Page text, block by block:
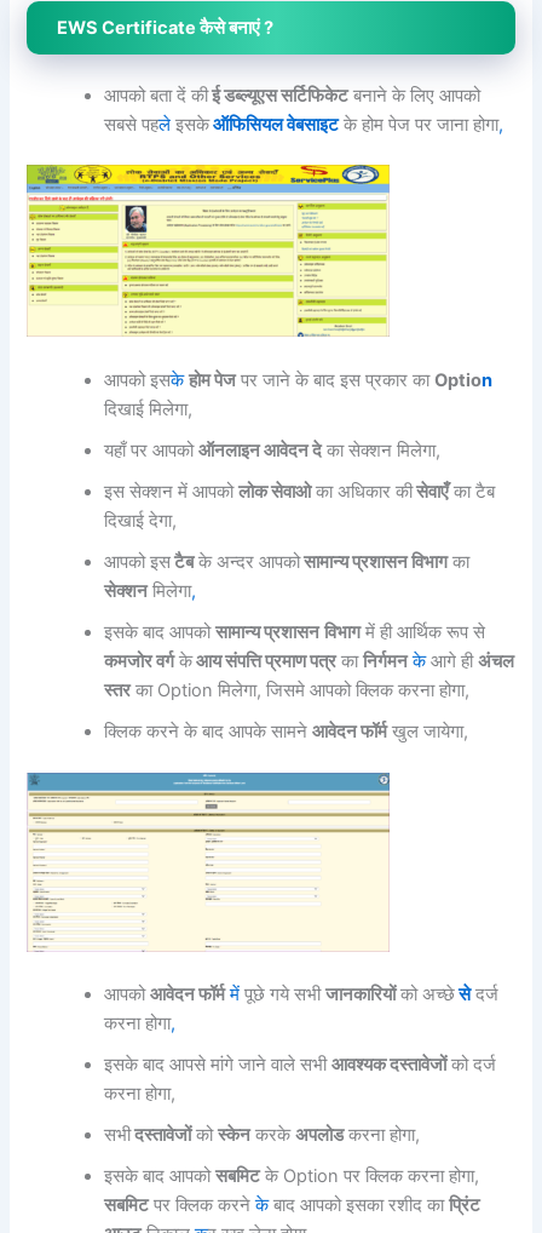
EWS Certificate कैसे बनाएं ?
आपको बता दें कीई डब्ल्यूएस सर्टिफिकेटबनाने के लिए आपको
सबसे पहले इसकेऑफिसियल वेबसाइटके होम पेज पर जाना होगा,
आपको इसके होम पेजपर जाने के बाद इस प्रकार काOption
दिखाई मिलेगा,
यहाँ पर आपकोऑनलाइन आवेदन देका सेक्शन मिलेगा,
इस सेक्शन में आपकोलोक सेवाओका अधिकार कीसेवाएँका टैब
दिखाई देगा,
आपको इसटैबके अन्दर आपकोसामान्य प्रशासन विभागका
सेक्शनमिलेगा,
इसके बाद आपकोसामान्य प्रशासन विभागमें ही आर्थिक रूप से
कमजोर वर्गकेआय संपत्ति प्रमाण पत्रकानिर्गमन केआगे हीअंचल
स्तरका Option मिलेगा, जिसमे आपको क्लिक करना होगा,
क्लिक करने के बाद आपके सामनेआवेदन फॉर्मखुल जायेगा,
आपकोआवेदन फॉर्ममें पूछे गये सभीजानकारियोंको अच्छेसेदर्ज
करना होगा,
इसके बाद आपसे मांगे जाने वाले सभीआवश्यक दस्तावेजोंको दर्ज
करना होगा,
सभीदस्तावेजोंकोस्केनकरकेअपलोडकरना होगा,
इसके बाद आपकोसबमिटके Option पर क्लिक करना होगा,
सबमिटपर क्लिक करनेकेबाद आपको इसका रशीद काप्रिंट